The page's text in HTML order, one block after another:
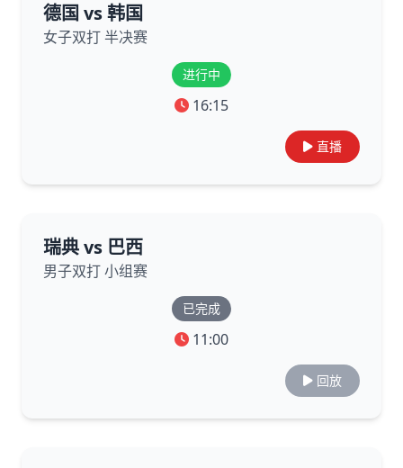
德国 vs 韩国
女子双打 半决赛
进行中
16:15
直播
瑞典 vs 巴西
男子双打 小组赛
已完成
11:00
回放